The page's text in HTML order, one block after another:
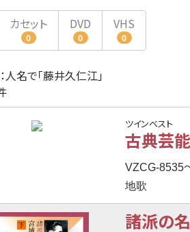
カセット
0
DVD
0
VHS
0
人名で「藤井久仁江」
ツインベスト
古典芸能
VZCG-8535
地歌
諸派の